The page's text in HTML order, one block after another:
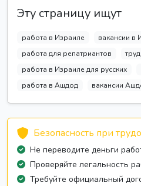
Эту страницу ищут
работа в Израиле
вакансии в
работа для репатриантов
работа в Израиле для русских
работа в Ашдод
вакансии
Безопасность при
Не переводите деньги
Проверяйте легальность
Требуйте официальный